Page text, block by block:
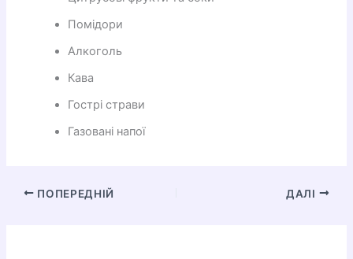
Помідори
Алкоголь
Кава
Гострі страви
Газовані напої
ПОПЕРЕДНІЙ ДАЛІ